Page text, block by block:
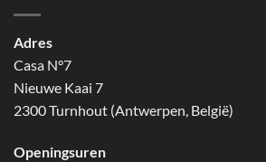
Adres
Casa N°7
Nieuwe Kaai 7
2300 Turnhout (Antwerpen, België)
Openingsuren